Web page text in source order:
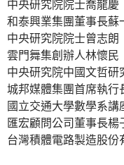
中央研究院院士喬龍慶
和泰興業集團董事長蘇
中央研究院院士曾志朗
雲門舞集創辦人林懷民
中央研究院中國文哲研
城邦媒體集團首席執行
國立交通大學數學系講
匯宏顧問公司董事長楊
台灣積體電路製造股份